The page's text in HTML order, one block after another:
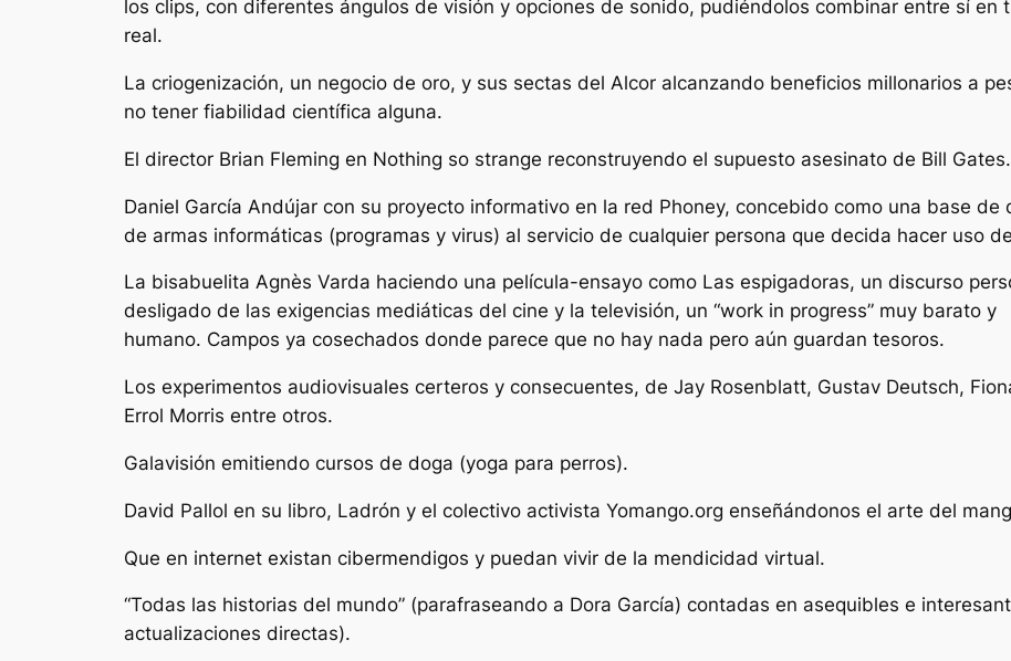
los clips, con diferentes ángulos de visión y opciones de sonido, pudiéndolos combinar entre sí en
real.
La criogenización, un negocio de oro, y sus sectas del Alcor alcanzando beneficios millonarios a
no tener fiabilidad científica alguna.
El director Brian Fleming en Nothing so strange reconstruyendo el supuesto asesinato de Bill Gates.
Daniel García Andújar con su proyecto informativo en la red Phoney, concebido como una base de
de armas informáticas (programas y virus) al servicio de cualquier persona que decida hacer uso
La bisabuelita Agnès Varda haciendo una película-ensayo como Las espigadoras, un discurso
desligado de las exigencias mediáticas del cine y la televisión, un “work in progress” muy barato y
humano. Campos ya cosechados donde parece que no hay nada pero aún guardan tesoros.
Los experimentos audiovisuales certeros y consecuentes, de Jay Rosenblatt, Gustav Deutsch,
Errol Morris entre otros.
Galavisión emitiendo cursos de doga (yoga para perros).
David Pallol en su libro, Ladrón y el colectivo activista Yomango.org enseñándonos el arte del
Que en internet existan cibermendigos y puedan vivir de la mendicidad virtual.
“Todas las historias del mundo” (parafraseando a Dora García) contadas en asequibles e
actualizaciones directas).